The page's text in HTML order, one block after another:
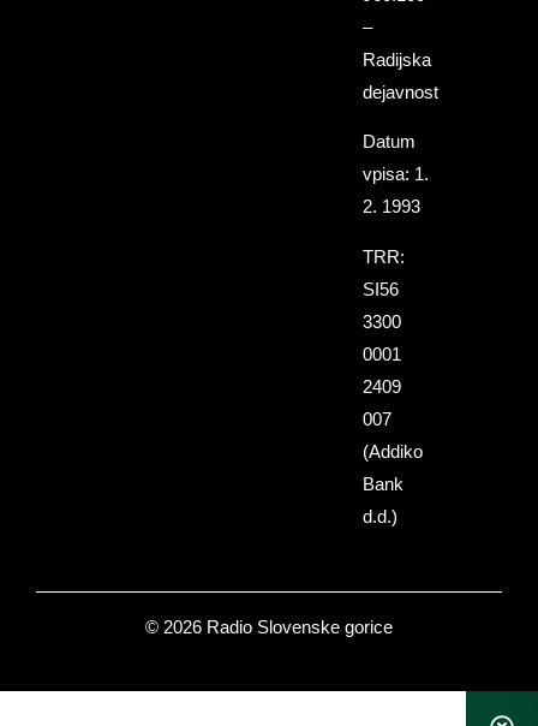
–
Radijska
dejavnost
Datum
vpisa: 1.
2. 1993
TRR:
SI56
3300
0001
2409
007
(Addiko
Bank
d.d.)
© 2026 Radio Slovenske gorice